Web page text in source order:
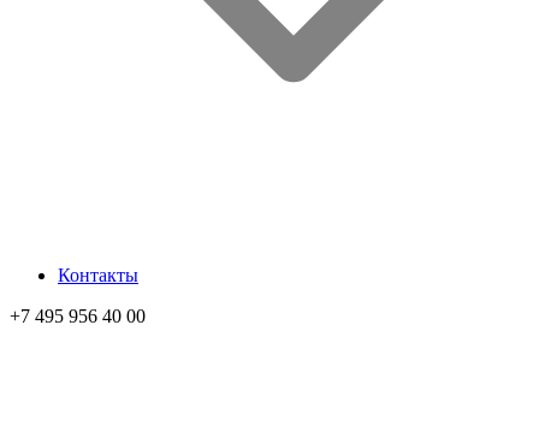
Контакты
+7 495 956 40 00